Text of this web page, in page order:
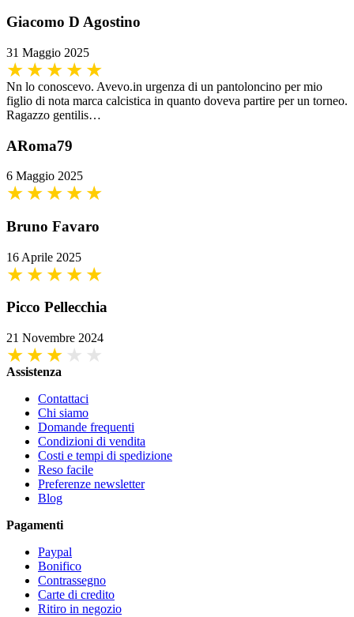
Giacomo D Agostino
31 Maggio 2025
Nn lo conoscevo. Avevo.in urgenza di un pantoloncino per mio
figlio di nota marca calcistica in quanto doveva partire per un torneo.
Ragazzo gentilis…
ARoma79
6 Maggio 2025
Bruno Favaro
16 Aprile 2025
Picco Pellecchia
21 Novembre 2024
Assistenza
Contattaci
Chi siamo
Domande frequenti
Condizioni di vendita
Costi e tempi di spedizione
Reso facile
Preferenze newsletter
Blog
Pagamenti
Paypal
Bonifico
Contrassegno
Carte di credito
Ritiro in negozio